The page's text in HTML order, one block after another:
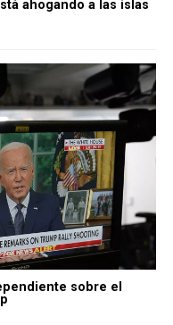
ahogando a las islas
sobre el